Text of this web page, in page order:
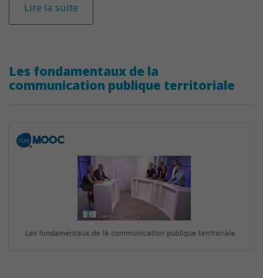
Lire la suite
Les fondamentaux de la
communication publique territoriale